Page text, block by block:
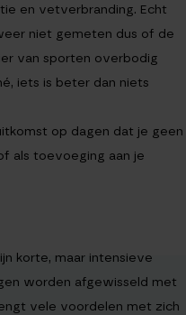
en vetverbranding. Echt
niet gemeten dus of de
van sporten overbodig
iets is beter dan niets
op dagen dat je geen
als toevoeging aan je
korte, maar intensieve
worden afgewisseld met
vele voordelen met zich